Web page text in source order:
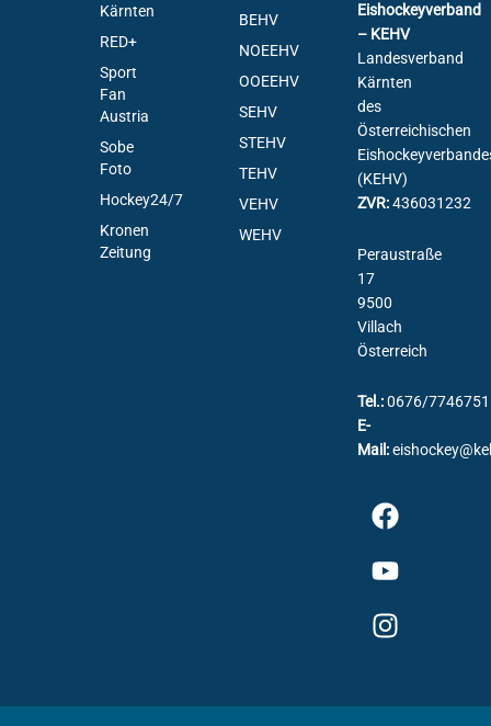
Kärnten
RED+
Sport
Fan
Austria
Sobe
Foto
Hockey24/7
Kronen
Zeitung
BEHV
NOEEHV
OOEEHV
SEHV
STEHV
TEHV
VEHV
WEHV
Eishockeyverband
– KEHV
Landesverband
Kärnten
des
Österreichischen
(KEHV)
ZVR:436031232
Peraustraße
17
9500
Villach
Österreich
Tel.:0676/7746751
E-
Mail: